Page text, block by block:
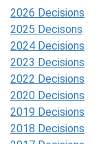
2026 Decisions
2025 Decisons
2024 Decisions
2023 Decisions
2022 Decisions
2020 Decisions
2019 Decisions
2018 Decisions